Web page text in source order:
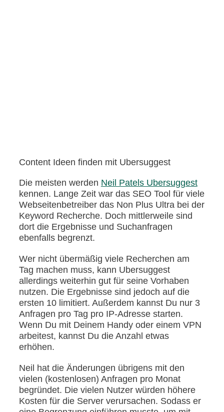
Content Ideen finden mit Ubersuggest
Die meisten werden Neil Patels Ubersuggest
kennen. Lange Zeit war das SEO Tool für viele
Webseitenbetreiber das Non Plus Ultra bei der
Keyword Recherche. Doch mittlerweile sind
dort die Ergebnisse und Suchanfragen
ebenfalls begrenzt.
Wer nicht übermäßig viele Recherchen am
Tag machen muss, kann Ubersuggest
allerdings weiterhin gut für seine Vorhaben
nutzen. Die Ergebnisse sind jedoch auf die
ersten 10 limitiert. Außerdem kannst Du nur 3
Anfragen pro Tag pro IP-Adresse starten.
Wenn Du mit Deinem Handy oder einem VPN
arbeitest, kannst Du die Anzahl etwas
erhöhen.
Neil hat die Änderungen übrigens mit den
vielen (kostenlosen) Anfragen pro Monat
begründet. Die vielen Nutzer würden höhere
Kosten für die Server verursachen. Sodass er